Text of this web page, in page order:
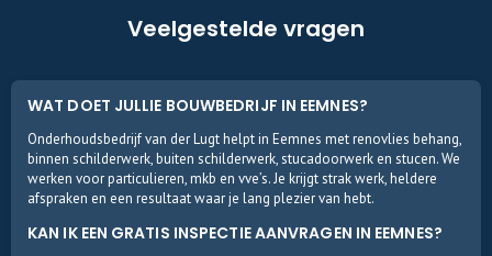
Veelgestelde vragen
WAT DOET JULLIE BOUWBEDRIJF IN EEMNES?
Onderhoudsbedrijf van der Lugt helpt in Eemnes met renovlies behang,
binnen schilderwerk, buiten schilderwerk, stucadoorwerk en stucen. We
werken voor particulieren, mkb en vve’s. Je krijgt strak werk, heldere
afspraken en een resultaat waar je lang plezier van hebt.
KAN IK EEN GRATIS INSPECTIE AANVRAGEN IN EEMNES?